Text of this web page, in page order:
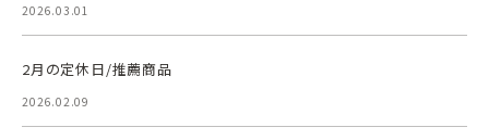
2026.03.01
2月の定休日/推薦商品
2026.02.09